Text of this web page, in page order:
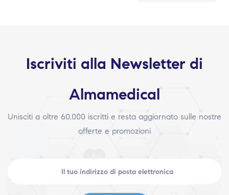
Iscriviti alla Newsletter di
Almamedical
Unisciti a oltre 60.000 iscritti e resta aggiornato sulle nostre
offerte e promozioni